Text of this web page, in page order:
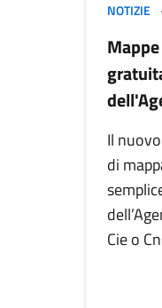
NOTIZIE
Il
di
Cie o